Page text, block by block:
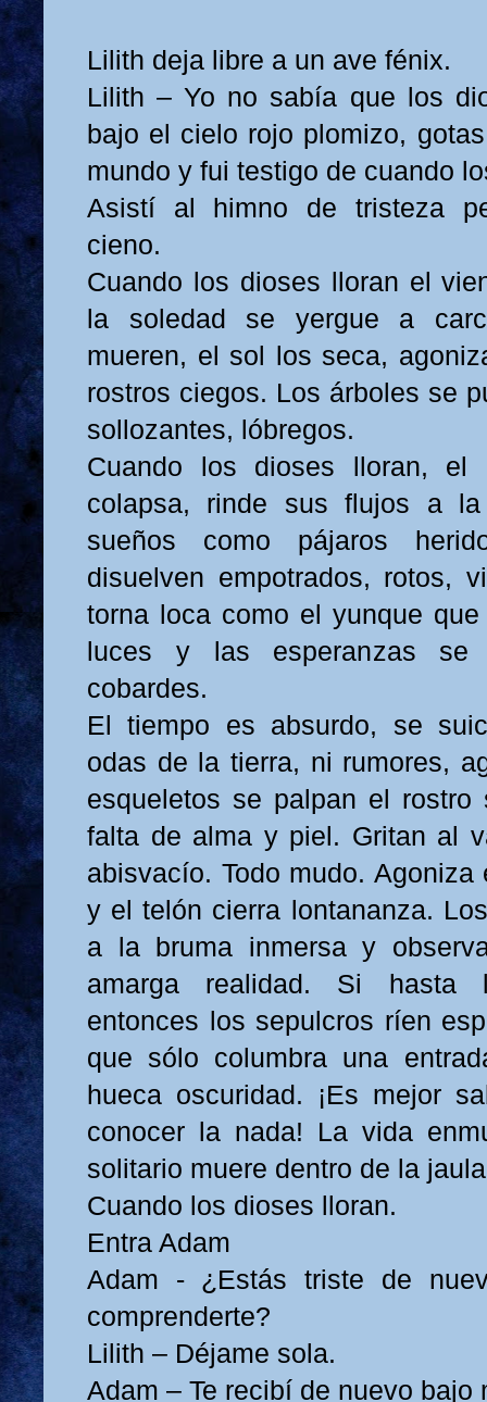
Lilith deja libre a un ave fénix.
Lilith – Yo no sabía que los
bajo el cielo rojo plomizo,
mundo y fui testigo de cuando
Asistí al himno de tristeza
cieno.
Cuando los dioses lloran el
la soledad se yergue a
mueren, el sol los seca,
rostros ciegos. Los árboles se
sollozantes, lóbregos.
Cuando los dioses lloran, el
colapsa, rinde sus flujos a
sueños como pájaros
disuelven empotrados, rotos,
torna loca como el yunque
luces y las esperanzas se
cobardes.
El tiempo es absurdo, se
odas de la tierra, ni rumores,
esqueletos se palpan el rostro
falta de alma y piel. Gritan al
abisvacío. Todo mudo.
y el telón cierra lontananza.
a la bruma inmersa y
amarga realidad. Si hasta
entonces los sepulcros ríen
que sólo columbra una
hueca oscuridad. ¡Es mejor
conocer la nada! La vida
solitario muere dentro de la
Cuando los dioses lloran.
Entra Adam
Adam - ¿Estás triste de
comprenderte?
Lilith – Déjame sola.
Adam – Te recibí de nuevo bajo